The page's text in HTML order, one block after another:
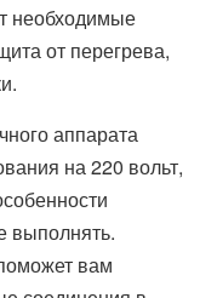
необходимые
от перегрева,
аппарата
на 220 вольт,
выполнять.
вам